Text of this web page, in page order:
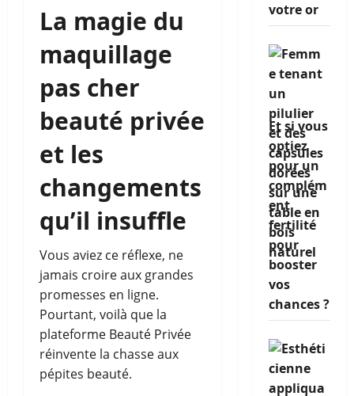
La magie du
maquillage
pas cher
beauté privée
et les
changements
qu’il insuffle
Vous aviez ce réflexe, ne
jamais croire aux grandes
promesses en ligne.
Pourtant, voilà que la
plateforme Beauté Privée
réinvente la chasse aux
pépites beauté.
votre or
Et si vous
optiez
pour un
complém
ent
fertilité
pour
booster
vos
chances ?